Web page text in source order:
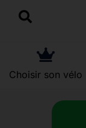
Choisir son vélo